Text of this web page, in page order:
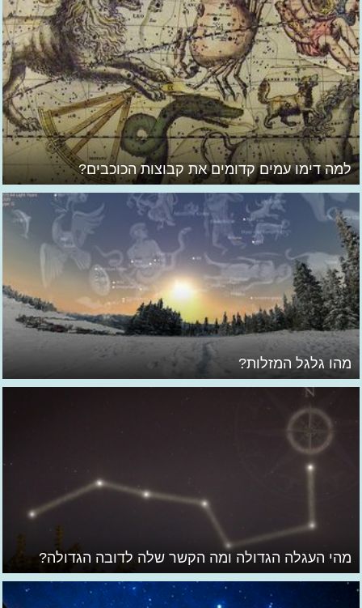
למה דימו עמים קדומים את קבוצות הכוכבים?
מהו גלגל המזלות?
מהי העגלה הגדולה ומה הקשר שלה לדובה הגדולה?